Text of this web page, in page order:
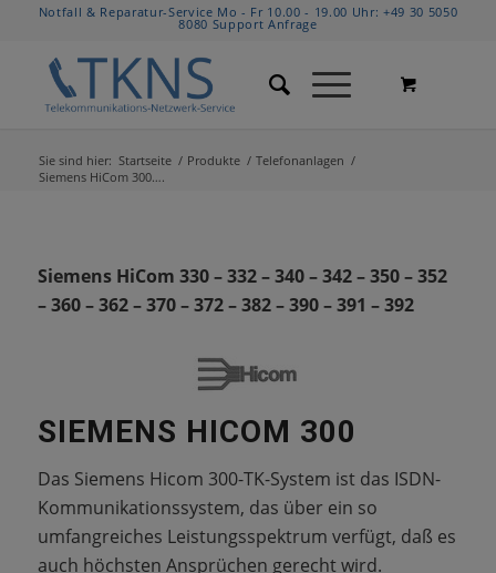
Notfall & Reparatur-Service Mo - Fr 10.00 - 19.00 Uhr:+49 30 5050
8080 Support Anfrage
Sie sind hier: Startseite / Produkte / Telefonanlagen /
Siemens HiCom 300….
Siemens HiCom 330 – 332 – 340 – 342 – 350 – 352
– 360 – 362 – 370 – 372 – 382 – 390 – 391 – 392
SIEMENS HICOM 300
Das Siemens Hicom 300-TK-System ist das ISDN-
Kommunikationssystem, das über ein so
umfangreiches Leistungsspektrum verfügt, daß es
auch höchsten Ansprüchen gerecht wird.